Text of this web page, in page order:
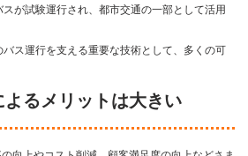
が試験運行され、都市交通の一部として活用
ス運行を支える重要な技術として、多くの可
るメリットは大きい